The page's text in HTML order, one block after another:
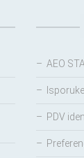
– AEO
–
– PDV
–